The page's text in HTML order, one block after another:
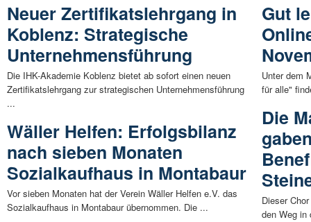
Neuer Zertifikatslehrgang in
Koblenz: Strategische
Unternehmensführung
Die IHK-Akademie Koblenz bietet ab sofort einen neuen
Zertifikatslehrgang zur strategischen Unternehmensführung
...
Wäller Helfen: Erfolgsbilanz
nach sieben Monaten
Sozialkaufhaus in Montabaur
Vor sieben Monaten hat der Verein Wäller Helfen e.V. das
Sozialkaufhaus in Montabaur übernommen. Die ...
Gut
Unter dem
für alle"
Die
Dieser
den Weg